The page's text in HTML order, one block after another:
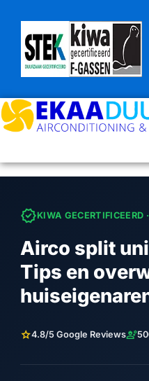
content
verifiedKIWA GECERTIFICEERD
Airco split
Tips en
star4.8/5 Google Reviewsengineering